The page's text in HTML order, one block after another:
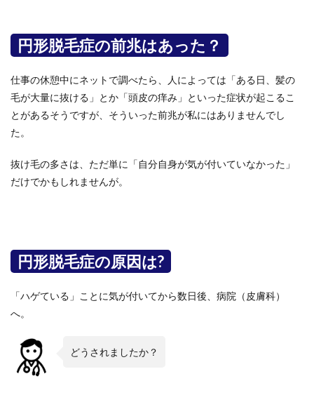
円形脱毛症の前兆はあった？
仕事の休憩中にネットで調べたら、人によっては「ある日、髪の
毛が大量に抜ける」とか「頭皮の痒み」といった症状が起こるこ
とがあるそうですが、そういった前兆が私にはありませんでし
た。
抜け毛の多さは、ただ単に「自分自身が気が付いていなかった」
だけでかもしれませんが。
円形脱毛症の原因は?
「ハゲている」ことに気が付いてから数日後、病院（皮膚科）
へ。
どうされましたか？